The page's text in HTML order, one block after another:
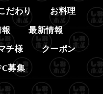
だわり お料理
報 最新情報
チ様 クーポン
募集